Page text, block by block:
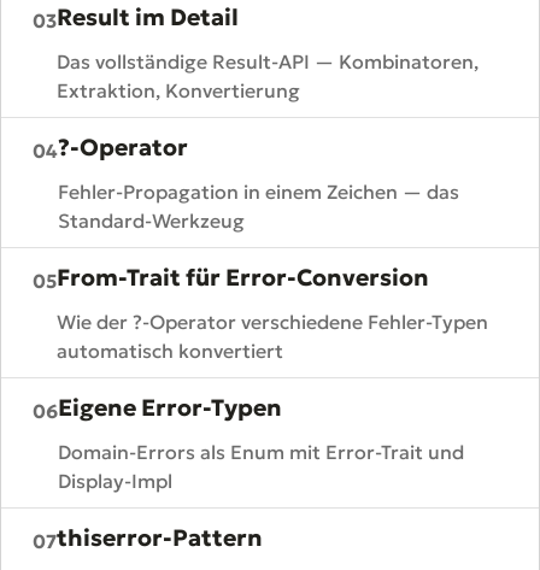
03Result im Detail
Das vollständige Result-API — Kombinatoren,
Extraktion, Konvertierung
04?-Operator
Fehler-Propagation in einem Zeichen — das
Standard-Werkzeug
05From-Trait für Error-Conversion
Wie der ?-Operator verschiedene Fehler-Typen
automatisch konvertiert
06Eigene Error-Typen
Domain-Errors als Enum mit Error-Trait und
Display-Impl
07thiserror-Pattern